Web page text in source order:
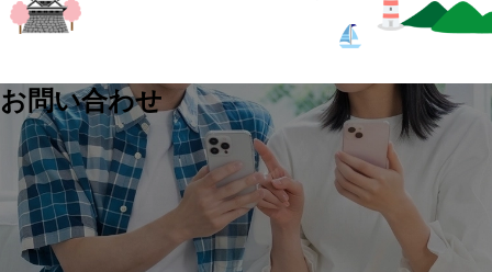
お問い合わせ